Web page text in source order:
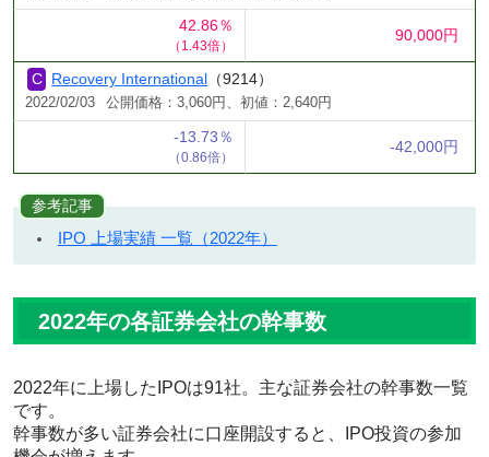
42.86％
（1.43倍）
90,000円
Recovery International （9214）
2022/02/03 公開価格：3,060円、初値：2,640円
-13.73％
（0.86倍）
-42,000円
参考記事
IPO 上場実績 一覧（2022年）
2022年の各証券会社の幹事数
2022年に上場したIPOは91社。主な証券会社の幹事数一覧
です。
幹事数が多い証券会社に口座開設すると、IPO投資の参加